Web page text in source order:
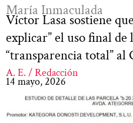
María Inmaculada
Víctor Lasa sostiene
explicar” el uso final de
“transparencia total”
A. E. / Redacción
14 mayo, 2026